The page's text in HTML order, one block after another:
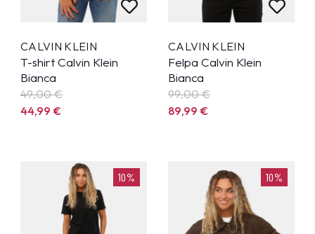
CALVIN KLEIN
T-shirt Calvin Klein
Bianca
49,00 €
44,99€
CALVIN KLEIN
Felpa Calvin Klein
Bianca
99,00 €
89,99€
10% 10%